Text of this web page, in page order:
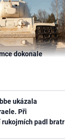
dokonale
ukázala
Při
rukojmích padl bratr